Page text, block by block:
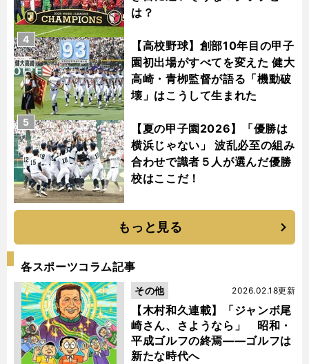
は？
【高校野球】創部10年目の甲子
園初出場がすべてを変えた 健大
高崎・青栁監督が語る「機動破
壊」はこうして生まれた
4
【夏の甲子園2026】「優勝は
横浜じゃない」 波乱必至の組み
合わせで識者５人が選んだ優勝
校はここだ！
5
もっと見る
各スポーツコラム記事
【木村和久連載】「ジャンボ尾
崎さん、さようなら」 昭和・
平成ゴルフの終焉――ゴルフは
新たな時代へ
2026.02.18更新
その他